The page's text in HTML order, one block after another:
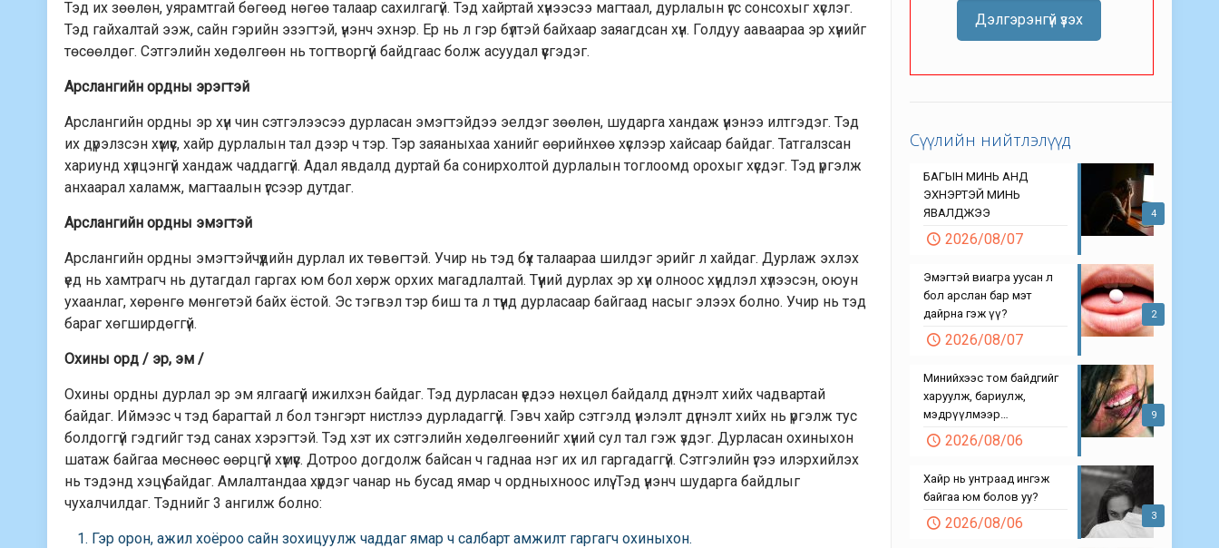
Тэд их зөөлөн, уярамтгай бөгөөд нөгөө талаар сахилгагүй. Тэд хайртай хүнээсээ магтаал, дурлалын үгс сонсохыг хүслэг.
Тэд гайхалтай ээж, сайн гэрийн эзэгтэй, үнэнч эхнэр. Ер нь л гэр бүлтэй байхаар заяагдсан хүн. Голдуу ааваараа эр хүнийг
төсөөлдөг. Сэтгэлийн хөдөлгөөн нь тогтворгүй байдгаас болж асуудал үүсгэдэг.
Арслангийн ордны эрэгтэй
Арслангийн ордны эр хүн чин сэтгэлээсээ дурласан эмэгтэйдээ эелдэг зөөлөн, шударга хандаж үнэнээ илтгэдэг. Тэд
их дүрэлзсэн хүмүүс, хайр дурлалын тал дээр ч тэр. Тэр заяаныхаа ханийг өөрийнхөө хүслээр хайсаар байдаг. Татгалзсан
хариунд хүлцэнгүй хандаж чаддаггүй. Адал явдалд дуртай ба сонирхолтой дурлалын тоглоомд орохыг хүсдэг. Тэд үргэлж
анхаарал халамж, магтаалын үгсээр дутдаг.
Арслангийн ордны эмэгтэй
Арслангийн ордны эмэгтэйчүүдийн дурлал их төвөгтэй. Учир нь тэд бүх талаараа шилдэг эрийг л хайдаг. Дурлаж эхлэх
үед нь хамтрагч нь дутагдал гаргах юм бол хөрж орхих магадлалтай. Түүний дурлах эр хүн олноос хүндлэл хүлээсэн, оюун
ухаанлаг, хөрөнгө мөнгөтэй байх ёстой. Эс тэгвэл тэр биш та л түүнд дурласаар байгаад насыг элээх болно. Учир нь тэд
бараг хөгширдөггүй.
Охины орд / эр, эм /
Охины ордны дурлал эр эм ялгаагүй ижилхэн байдаг. Тэд дурласан үедээ нөхцөл байдалд дүгнэлт хийх чадвартай
байдаг. Иймээс ч тэд барагтай л бол тэнгэрт нистлээ дурладаггүй. Гэвч хайр сэтгэлд үнэлэлт дүгнэлт хийх нь үргэлж тус
болдоггүй гэдгийг тэд санах хэрэгтэй. Тэд хэт их сэтгэлийн хөдөлгөөнийг хүний сул тал гэж үздэг. Дурласан охиныхон
шатаж байгаа мөснөөс өөрцгүй хүмүүс. Дотроо догдолж байсан ч гаднаа нэг их ил гаргадаггүй. Сэтгэлийн үгээ илэрхийлэх
нь тэдэнд хэцүү байдаг. Амлалтандаа хүрдэг чанар нь бусад ямар ч ордныхноос илүү. Тэд үнэнч шударга байдлыг
чухалчилдаг. Тэднийг 3 ангилж болно:
Гэр орон, ажил хоёроо сайн зохицуулж чаддаг ямар ч салбарт амжилт гаргагч охиныхон.
Дэлгэрэнгүй үзэх
Сүүлийн нийтлэлүүд
4
БАГЫН МИНЬ АНД
ЭХНЭРТЭЙ МИНЬ
ЯВАЛДЖЭЭ
2026/08/07
2
Эмэгтэй виагра уусан л
бол арслан бар мэт
дайрна гэж үү?
2026/08/07
9
Минийхээс том байдгийг
харуулж, бариулж,
мэдрүүлмээр…
2026/08/06
3
Хайр нь унтраад ингэж
байгаа юм болов уу?
2026/08/06